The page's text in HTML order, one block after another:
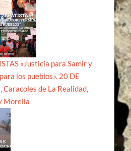
«Justicia para Samir y
los pueblos». 20 DE
Caracoles de La Realidad,
Morelia